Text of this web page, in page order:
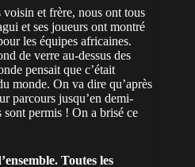
et frère, nous ont tous
et ses joueurs ont montré
les équipes africaines.
de verre au-dessus des
pensait que c’était
monde. On va dire qu’après
parcours jusqu’en demi-
permis ! On a brisé ce
Toutes les